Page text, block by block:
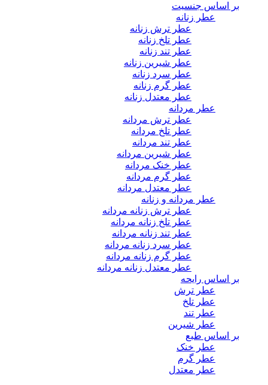
بر اساس جنسیت
عطر زنانه
عطر ترش زنانه
عطر تلخ زنانه
عطر تند زنانه
عطر شیرین زنانه
عطر سرد زنانه
عطر گرم زنانه
عطر معتدل زنانه
عطر مردانه
عطر ترش مردانه
عطر تلخ مردانه
عطر تند مردانه
عطر شیرین مردانه
عطر خنک مردانه
عطر گرم مردانه
عطر معتدل مردانه
عطر مردانه و زنانه
عطر ترش زنانه مردانه
عطر تلخ زنانه مردانه
عطر تند زنانه مردانه
عطر سرد زنانه مردانه
عطر گرم زنانه مردانه
عطر معتدل زنانه مردانه
بر اساس رایحه
عطر ترش
عطر تلخ
عطر تند
عطر شیرین
بر اساس طبع
عطر خنک
عطر گرم
عطر معتدل